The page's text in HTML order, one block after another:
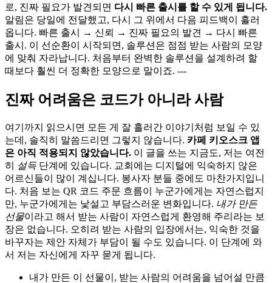
로, 진짜 필요가 발견되면 다시 빠른 출시를 할 수 있게 됩니다.
알림은 당일에 전달했고, 다시 그 위에서 다음 피드백이 흘러
옵니다. 빠른 출시 → 신뢰 → 진짜 필요의 발견 → 다시 빠른
출시. 이 선순환이 시작되면, 솔루션은 점점 받는 사람의 모양
에 맞춰 자라납니다. 처음부터 완벽한 솔루션을 설계하려 할
때보다 훨씬 더 정확한 모양으로 말이죠. ---
진짜 어려움은 코드가 아니라 사람
여기까지 읽으시면 모든 게 잘 흘러간 이야기처럼 보일 수 있
는데, 솔직히 말씀드리면 그렇지 않습니다. 카페 키오스크 앱
은 아직 적용되지 않았습니다. 이 글을 쓰는 지금도, 저는 여전
히
설득 단계에 있습니다. 교회에는 디지털에 익숙하지 않은
어르신들이 많이 계십니다. 봉사자 분들 중에도 마찬가지입니
다. 처음 보는 QR 코드 주문 흐름이 누군가에게는 자연스럽지
만, 누군가에게는 낯설고 부담스러운 변화입니다. 내가 만든
선물이라고 해서 받는 사람이 자연스럽게 환영해 주리라는 보
장은 없습니다. 오히려 받는 사람의 입장에서는, 익숙한 것을
바꾸자는 제안 자체가 부담이 될 수도 있습니다. 이 단계에 와
서 저는 자신에게 자꾸 묻게 됩니다.
내가 만든 이 선물이, 받는 사람의 어려움을 넘어설 만큼